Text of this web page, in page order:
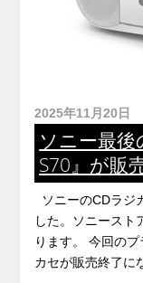
2025年11月20日
ソニー最後
S70』が販
ソニーのCDラジ
した。ソニースト
ります。 今回の
カセが販売終了に